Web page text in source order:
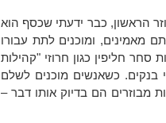
הראשון, כבר ידעתי שכסף הוא
ומוכנים לתת עבורו
חליפין כגון חרוזי "קהילות
בנקים. כשאנשים מוכנים לשלם
מבוזרים הם בדיוק אותו דבר –